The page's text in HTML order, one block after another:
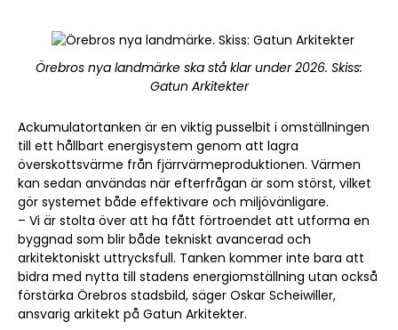
Örebros nya landmärke ska stå klar under 2026. Skiss:
Gatun Arkitekter
Ackumulatortanken är en viktig pusselbit i omställningen
till ett hållbart energisystem genom att lagra
överskottsvärme från fjärrvärmeproduktionen. Värmen
kan sedan användas när efterfrågan är som störst, vilket
gör systemet både effektivare och miljövänligare.
– Vi är stolta över att ha fått förtroendet att utforma en
byggnad som blir både tekniskt avancerad och
arkitektoniskt uttrycksfull. Tanken kommer inte bara att
bidra med nytta till stadens energiomställning utan också
förstärka Örebros stadsbild, säger Oskar Scheiwiller,
ansvarig arkitekt på Gatun Arkitekter.